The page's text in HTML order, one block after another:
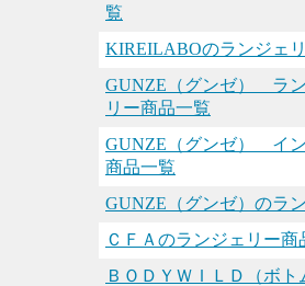
覧
KIREILABOのランジェ
GUNZE（グンゼ） ラ
リー商品一覧
GUNZE（グンゼ） イ
商品一覧
GUNZE（グンゼ）のラ
ＣＦＡのランジェリー商
ＢＯＤＹＷＩＬＤ（ボ